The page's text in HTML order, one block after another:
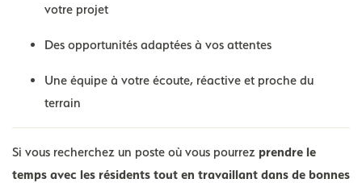
votre projet
Des opportunités adaptées à vos attentes
Une équipe à votre écoute, réactive et proche du
terrain
Si vous recherchez un poste où vous pourrez prendre le
temps avec les résidents tout en travaillant dans de bonnes